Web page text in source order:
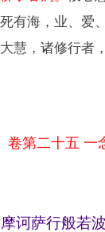
有海 ，业、爱
慧，诸修行者
卷第二十五 一
诃萨行般若